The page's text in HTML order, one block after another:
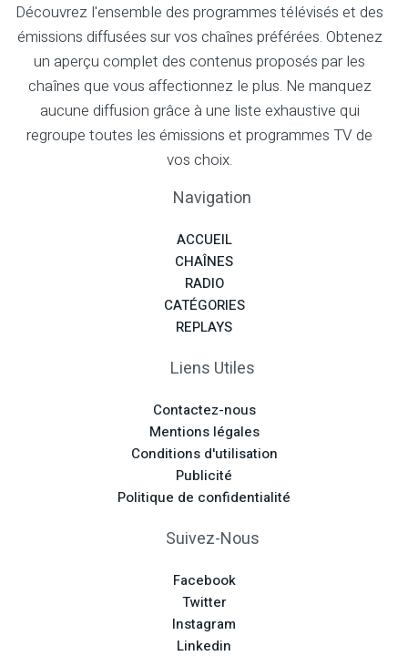
Découvrez l'ensemble des programmes télévisés et des
émissions diffusées sur vos chaînes préférées. Obtenez
un aperçu complet des contenus proposés par les
chaînes que vous affectionnez le plus. Ne manquez
aucune diffusion grâce à une liste exhaustive qui
regroupe toutes les émissions et programmes TV de
vos choix.
Navigation
ACCUEIL
CHAÎNES
RADIO
CATÉGORIES
REPLAYS
Liens Utiles
Contactez-nous
Mentions légales
Conditions d'utilisation
Publicité
Politique de confidentialité
Suivez-Nous
Facebook
Twitter
Instagram
Linkedin